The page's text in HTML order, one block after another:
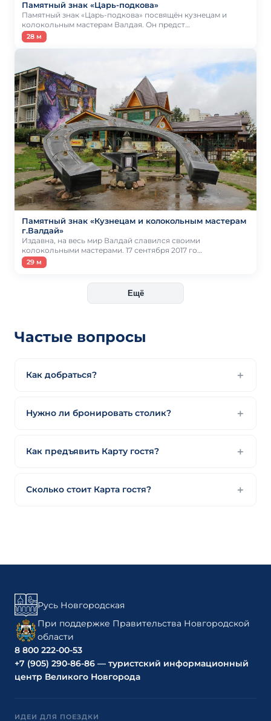
Памятный знак «Царь-подкова»
Памятный знак «Царь-подкова» посвящён кузнецам и
колокольным мастерам Валдая. Он предст…
28 м
Памятный знак «Кузнецам и колокольным мастерам
г.Валдай»
Издавна, на весь мир Валдай славился своими
колокольными мастерами. 17 сентября 2017 го…
29 м
Ещё
Частые вопросы
Как добраться?
Нужно ли бронировать столик?
Как предъявить Карту гостя?
Сколько стоит Карта гостя?
Русь Новгородская
При поддержке Правительства Новгородской
области
8 800 222-00-53
+7 (905) 290-86-86 — туристский информационный
центр Великого Новгорода
ИДЕИ ДЛЯ ПОЕЗДКИ